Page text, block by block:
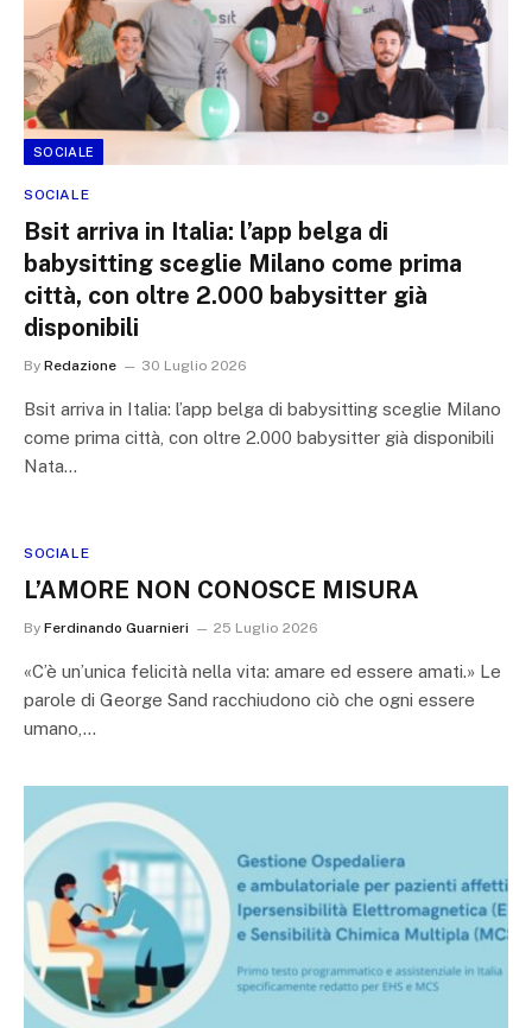
SOCIALE
SOCIALE
Bsit arriva in Italia: l’app belga di
babysitting sceglie Milano come prima
città, con oltre 2.000 babysitter già
disponibili
By Redazione 30 Luglio 2026
Bsit arriva in Italia: l’app belga di babysitting sceglie Milano
come prima città, con oltre 2.000 babysitter già disponibili
Nata…
SOCIALE
L’AMORE NON CONOSCE MISURA
By Ferdinando Guarnieri 25 Luglio 2026
«C’è un’unica felicità nella vita: amare ed essere amati.» Le
parole di George Sand racchiudono ciò che ogni essere
umano,…